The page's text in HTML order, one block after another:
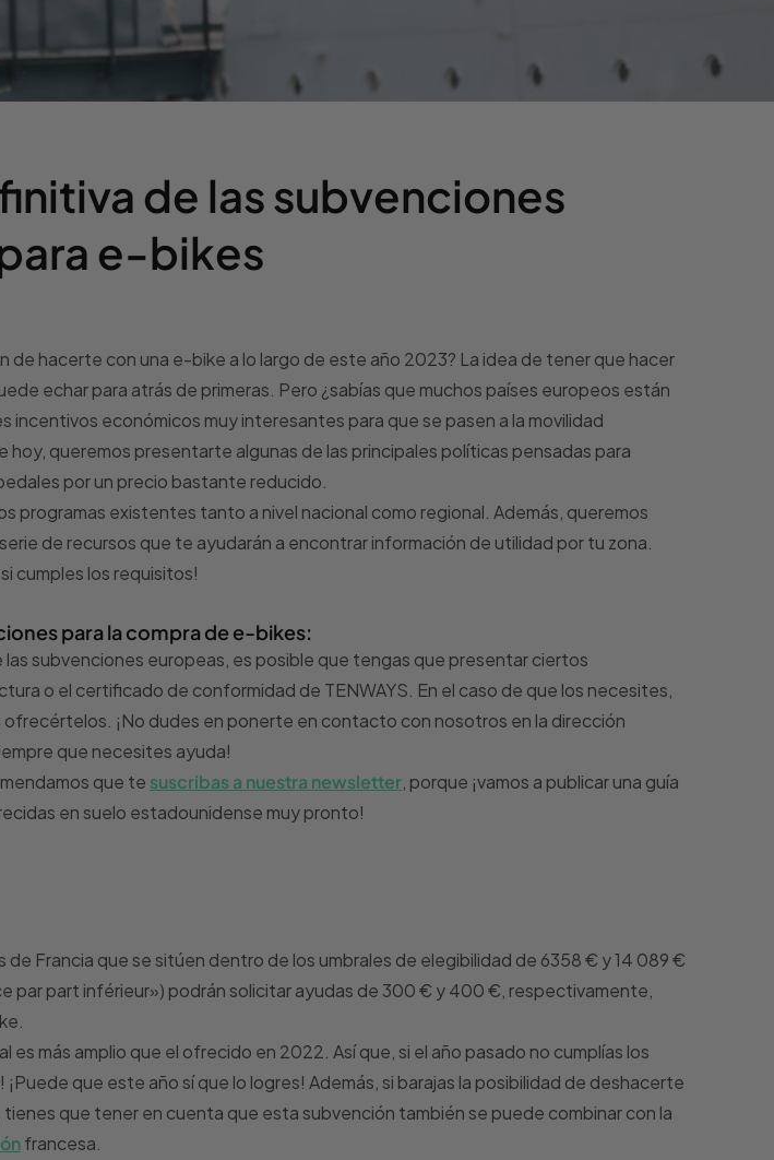
de las subvenciones
e-bikes
de hacerte con una e-bike a lo largo de este año 2023? La idea de tener que hacer
echar para atrás de primeras. Pero ¿sabías que muchos países europeos están
incentivos económicos muy interesantes para que se pasen a la movilidad
hoy, queremos presentarte algunas de las principales políticas pensadas para
por un precio bastante reducido.
programas existentes tanto a nivel nacional como regional. Además, queremos
de recursos que te ayudarán a encontrar información de utilidad por tu zona.
cumples los requisitos!
para la compra de e-bikes:
subvenciones europeas, es posible que tengas que presentar ciertos
o el certificado de conformidad de TENWAYS. En el caso de que los necesites,
¡No dudes en ponerte en contacto con nosotros en la dirección
que necesites ayuda!
que te suscribas a nuestra newsletter , porque ¡vamos a publicar una guía
en suelo estadounidense muy pronto!
de Francia que se sitúen dentro de los umbrales de elegibilidad de 6358 € y 14 089 €
par part inférieur») podrán solicitar ayudas de 300 € y 400 €, respectivamente,
es más amplio que el ofrecido en 2022. Así que, si el año pasado no cumplías los
¡Puede que este año sí que lo logres! Además, si barajas la posibilidad de deshacerte
que tener en cuenta que esta subvención también se puede combinar con la
francesa.